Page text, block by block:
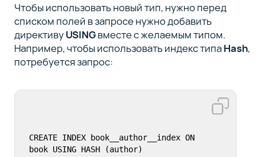
Чтобы использовать новый тип, нужно перед
списком полей в запросе нужно добавить
директивуUSINGвместе с желаемым типом.
Например, чтобы использовать индекс типаHash,
потребуется запрос:
CREATE INDEX book__author__index ON
book USING HASH (author)